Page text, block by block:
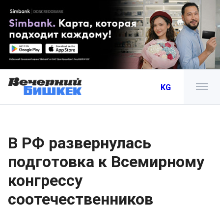
KG
В РФ развернулась
подготовка к Всемирному
конгрессу
соотечественников